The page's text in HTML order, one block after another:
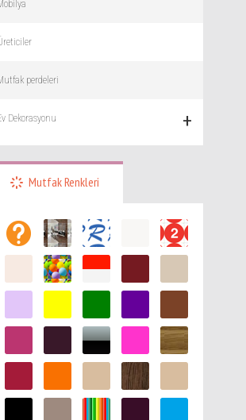
perdeleri
Dekorasyonu +
Mutfak Renkleri